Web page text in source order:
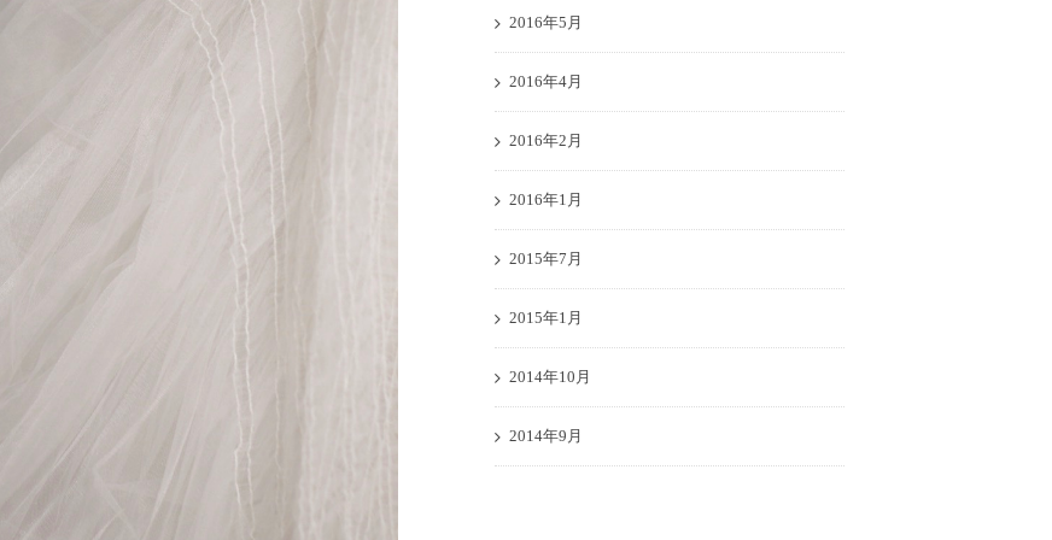
2016年5月
2016年4月
2016年2月
2016年1月
2015年7月
2015年1月
2014年10月
2014年9月